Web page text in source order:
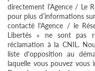
directement l’Agence / Le
pour plus d’informations
contacté l'Agence / le
Libertés » ne sont pas
réclamation à la CNIL.
liste d'opposition au
laquelle vous pouvez vous